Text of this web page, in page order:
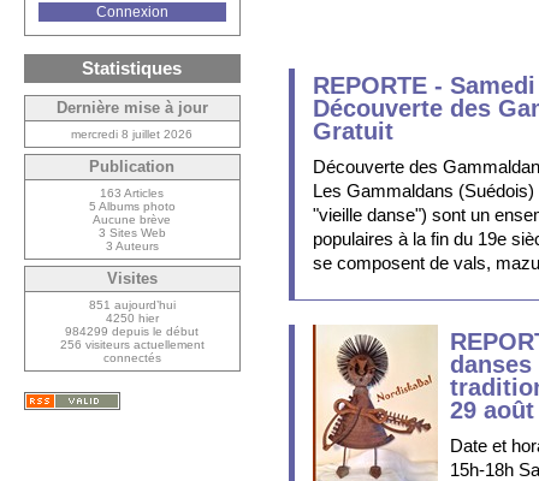
REPORTE -
Découverte des
Gratuit
Découverte des
Les Gammaldans
"vieille danse") sont un
populaires à la fin du 19e
se composent de vals,
29 août
Date et
15h-18h
Connexion
Statistiques
Dernière mise à jour
mercredi 8 juillet 2026
Publication
163 Articles
5 Albums photo
Aucune brève
3 Sites Web
3 Auteurs
Visites
851 aujourd’hui
4250 hier
984299 depuis le début
256 visiteurs actuellement
connectés